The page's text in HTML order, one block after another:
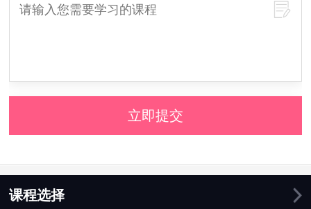
立即提交
课程选择